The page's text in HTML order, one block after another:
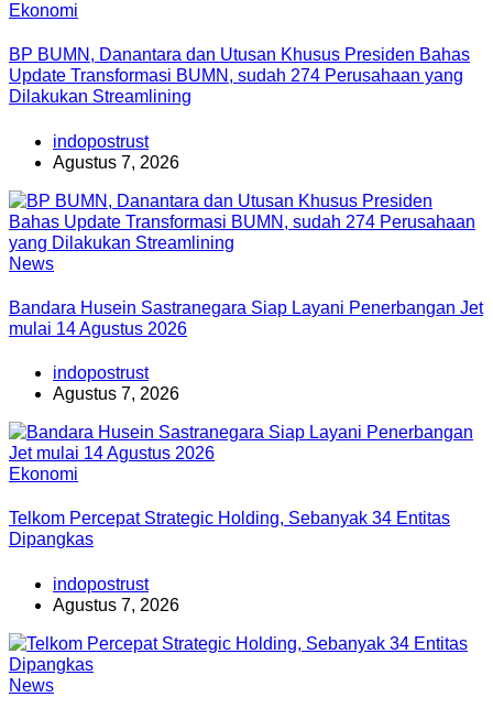
Ekonomi
BP BUMN, Danantara dan Utusan Khusus Presiden Bahas
Update Transformasi BUMN, sudah 274 Perusahaan yang
Dilakukan Streamlining
indopostrust
Agustus 7, 2026
News
Bandara Husein Sastranegara Siap Layani Penerbangan Jet
mulai 14 Agustus 2026
indopostrust
Agustus 7, 2026
Ekonomi
Telkom Percepat Strategic Holding, Sebanyak 34 Entitas
Dipangkas
indopostrust
Agustus 7, 2026
News